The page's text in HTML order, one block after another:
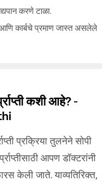
करणे टाळा.
कार्बचे प्रमाण जास्त असलेले
कशी आहे? -
प्रक्रिया तुलनेने सोपी
आपण डॉक्टरांनी
केली जाते. याव्यतिरिक्त,